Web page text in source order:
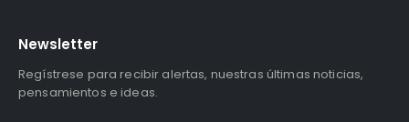
Newsletter
Regístrese para recibir alertas, nuestras últimas noticias,
pensamientos e ideas.